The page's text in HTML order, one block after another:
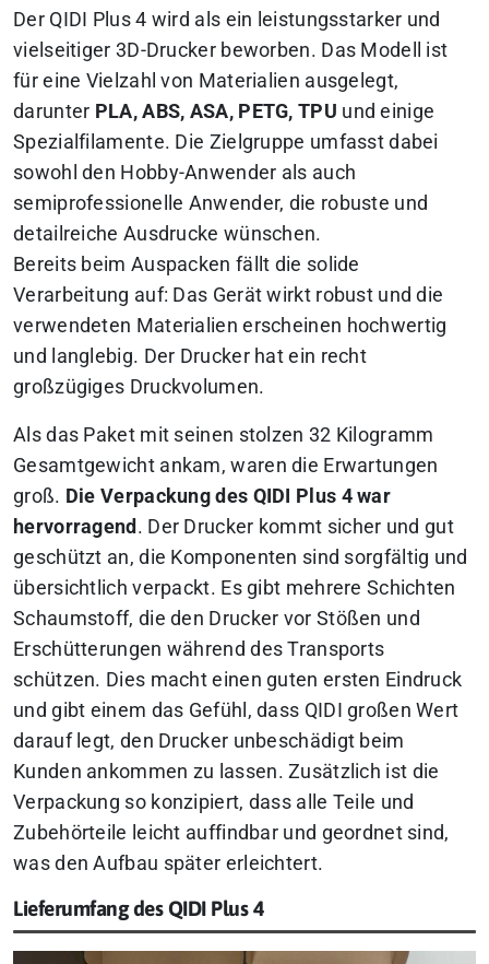
Der QIDI Plus 4 wird als ein leistungsstarker und
vielseitiger 3D-Drucker beworben. Das Modell ist
für eine Vielzahl von Materialien ausgelegt,
darunter PLA, ABS, ASA, PETG, TPU und einige
Spezialfilamente. Die Zielgruppe umfasst dabei
sowohl den Hobby-Anwender als auch
semiprofessionelle Anwender, die robuste und
detailreiche Ausdrucke wünschen.
Bereits beim Auspacken fällt die solide
Verarbeitung auf: Das Gerät wirkt robust und die
verwendeten Materialien erscheinen hochwertig
und langlebig. Der Drucker hat ein recht
großzügiges Druckvolumen.
Als das Paket mit seinen stolzen 32 Kilogramm
Gesamtgewicht ankam, waren die Erwartungen
groß. Die Verpackung des QIDI Plus 4 war
hervorragend . Der Drucker kommt sicher und gut
geschützt an, die Komponenten sind sorgfältig und
übersichtlich verpackt. Es gibt mehrere Schichten
Schaumstoff, die den Drucker vor Stößen und
Erschütterungen während des Transports
schützen. Dies macht einen guten ersten Eindruck
und gibt einem das Gefühl, dass QIDI großen Wert
darauf legt, den Drucker unbeschädigt beim
Kunden ankommen zu lassen. Zusätzlich ist die
Verpackung so konzipiert, dass alle Teile und
Zubehörteile leicht auffindbar und geordnet sind,
was den Aufbau später erleichtert.
Lieferumfang des QIDI Plus 4